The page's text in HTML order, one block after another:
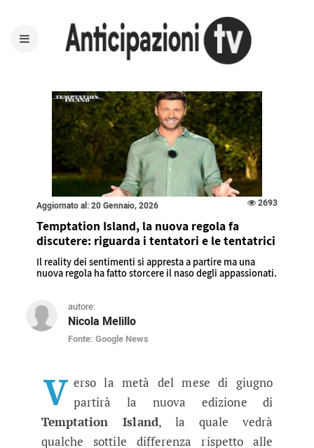
Aggiornato al: 20 Gennaio, 2026 2693
Temptation Island, la nuova regola fa
discutere: riguarda i tentatori e le tentatrici
Il reality dei sentimenti si appresta a partire ma una
nuova regola ha fatto storcere il naso degli appassionati.
autore:
Nicola Melillo
Fonte: Google News
Temptation Island, la nuova
V erso la metà del mese di giugno
partirà la nuova edizione di
Temptation Island, la quale vedrà
qualche sottile differenza rispetto alle